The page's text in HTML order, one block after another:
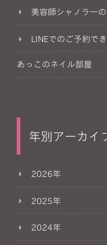
美容師シャノラー
LINEでのご予約で
あっこのネイル部屋
年別アーカイ
2026年
2025年
2024年